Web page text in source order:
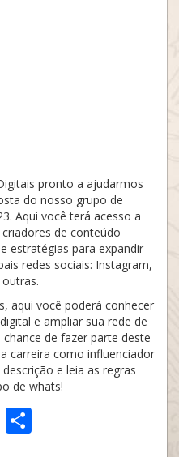
pronto a ajudarmos
do nosso grupo de
Aqui você terá acesso a
de conteúdo
estratégias para expandir
redes sociais: Instagram,
aqui você poderá conhecer
e ampliar sua rede de
de fazer parte deste
carreira como influenciador
e leia as regras
de whats!
Pinterest